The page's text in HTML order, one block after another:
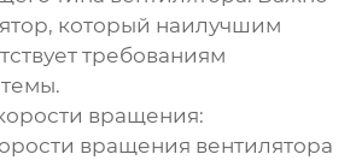
который наилучшим
требованиям
вращения:
вращения вентилятора